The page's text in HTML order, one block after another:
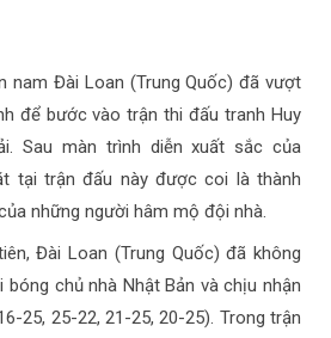
nam Đài Loan (Trung Quốc) đã vượt
để bước vào trận thi đấu tranh Huy
Sau màn trình diễn xuất sắc của
tại trận đấu này được coi là thành
những người hâm mộ đội nhà.
Đài Loan (Trung Quốc) đã không
chủ nhà Nhật Bản và chịu nhận
25, 25-22, 21-25, 20-25). Trong trận